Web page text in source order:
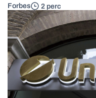
Forbes 2 perc